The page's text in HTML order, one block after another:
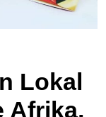
Lokal
Afrika,